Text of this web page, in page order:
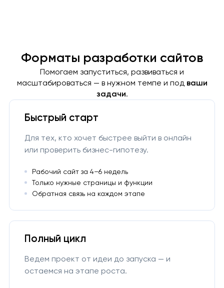
Форматы разработки сайтов
Помогаем запуститься, развиваться и
масштабироваться — в нужном темпе и под ваши
задачи.
Быстрый старт
Для тех, кто хочет быстрее выйти в онлайн
или проверить бизнес-гипотезу.
Рабочий сайт за 4–6 недель
Только нужные страницы и функции
Обратная связь на каждом этапе
Полный цикл
Ведем проект от идеи до запуска — и
остаемся на этапе роста.